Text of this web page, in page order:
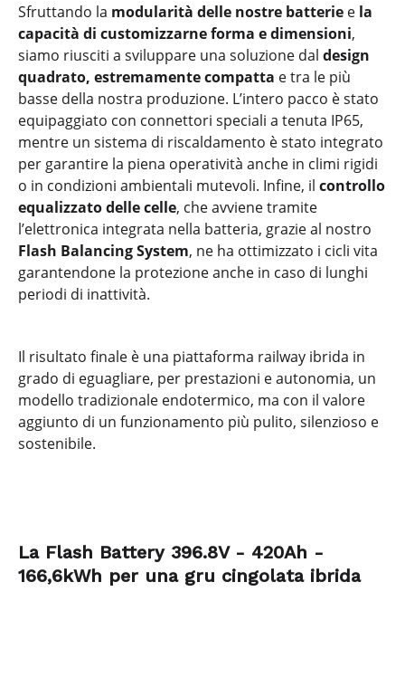
Sfruttando la modularità delle nostre batterie e la
capacità di customizzarne forma e dimensioni,
siamo riusciti a sviluppare una soluzione dal design
quadrato, estremamente compatta e tra le più
basse della nostra produzione. L’intero pacco è stato
equipaggiato con connettori speciali a tenuta IP65,
mentre un sistema di riscaldamento è stato integrato
per garantire la piena operatività anche in climi rigidi
o in condizioni ambientali mutevoli. Infine, il controllo
equalizzato delle celle, che avviene tramite
l’elettronica integrata nella batteria, grazie al nostro
Flash Balancing System, ne ha ottimizzato i cicli vita
garantendone la protezione anche in caso di lunghi
periodi di inattività.
Il risultato finale è una piattaforma railway ibrida in
grado di eguagliare, per prestazioni e autonomia, un
modello tradizionale endotermico, ma con il valore
aggiunto di un funzionamento più pulito, silenzioso e
sostenibile.
La Flash Battery 396.8V - 420Ah -
166,6kWh per una gru cingolata ibrida